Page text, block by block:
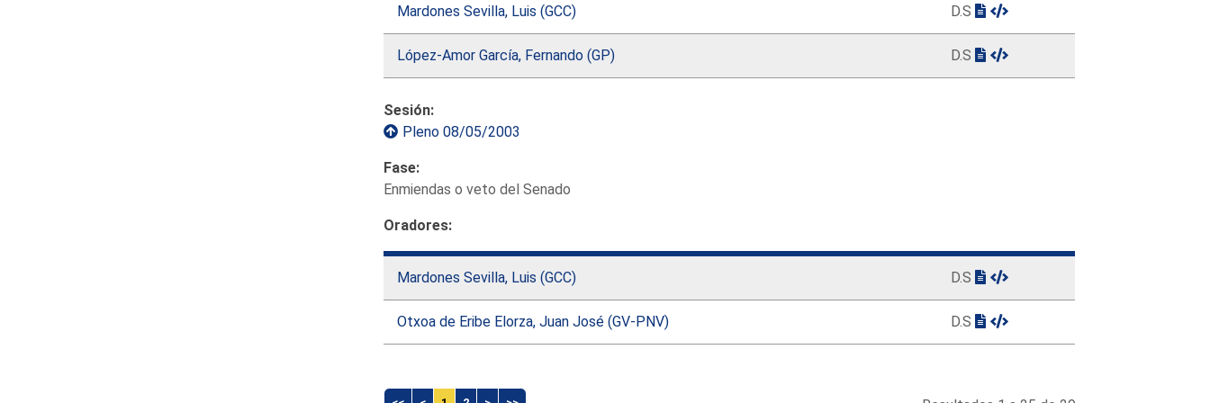
Mardones Sevilla, Luis (GCC) D.S
López-Amor García, Fernando (GP) D.S
Sesión:
Pleno 08/05/2003
Fase:
Enmiendas o veto del Senado
Oradores:
Mardones Sevilla, Luis (GCC) D.S
Otxoa de Eribe Elorza, Juan José (GV-PNV) D.S